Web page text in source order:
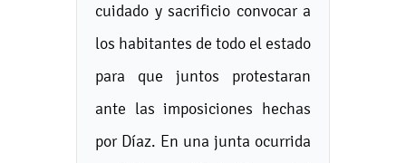
cuidado y sacrificio convocar a
los habitantes de todo el estado
para que juntos protestaran
ante las imposiciones hechas
por Díaz. En una junta ocurrida